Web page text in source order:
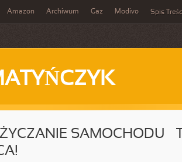
Amazon Archiwum Gaz Modivo Spis
SAMOCHODU –